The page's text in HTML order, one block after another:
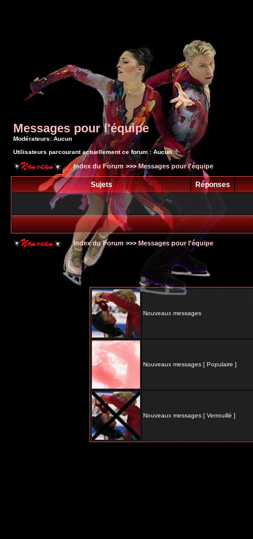
Messages pour l'équipe
Modérateurs: Aucun
Utilisateurs parcourant actuellement ce forum : Aucun
Index du Forum >>>Messages pour l'équipe
Sujets Réponses
Index du Forum >>> Messages pour l'équipe
Nouveaux messages
Nouveaux messages [ Populaire ]
Nouveaux messages [ Verrouillé ]